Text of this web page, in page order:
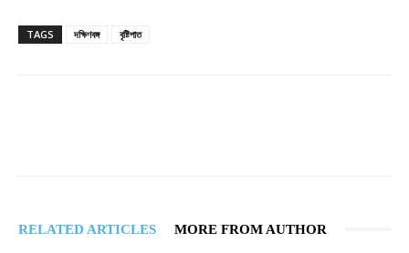
TAGS দক্ষিণবঙ্গ বৃষ্টিপাত
RELATED ARTICLES MORE FROM AUTHOR